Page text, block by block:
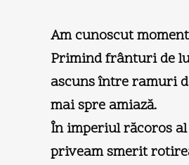
Am cunoscut
Primind frânturi de
ascuns între ramuri
mai spre amiază.
În imperiul răcoros
priveam smerit